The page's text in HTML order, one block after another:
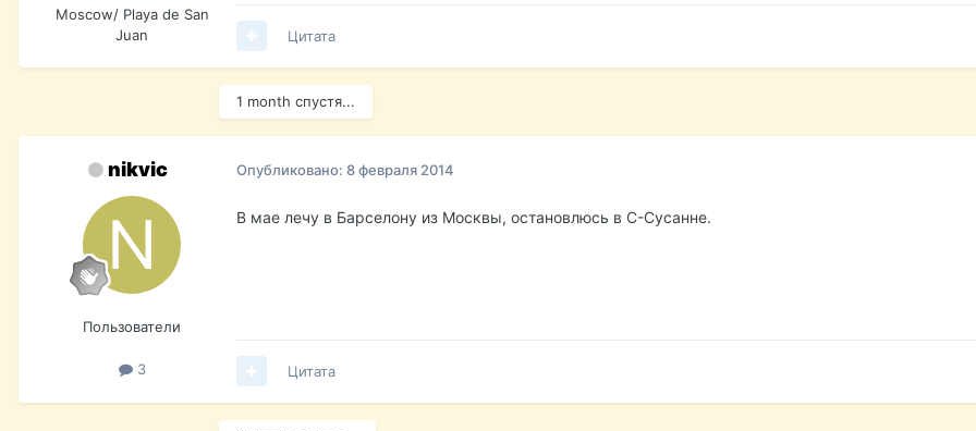
Moscow/ Playa de San
Juan
Цитата
1 month спустя...
nikvic
Пользователи
3
Опубликовано: 8 февраля 2014
В мае лечу в Барселону из Москвы, остановлюсь в С-Сусанне.
Цитата